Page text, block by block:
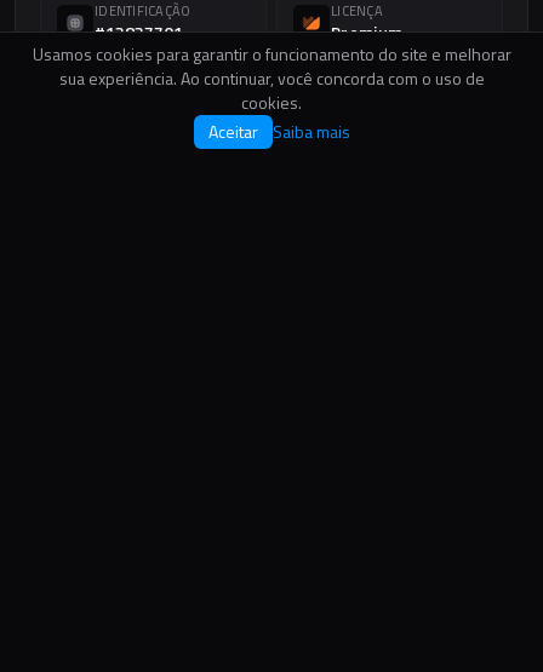
IDENTIFICAÇÃO
#13837701
LICENÇA
Premium
Usamos cookies para garantir o funcionamento do site e melhorar
sua experiência. Ao continuar, você concorda com o uso de
cookies.
Aceitar
Saiba mais